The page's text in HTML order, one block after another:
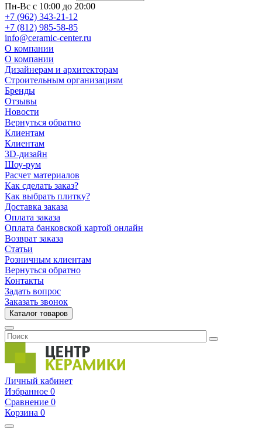
Пн-Вс с 10:00 до 20:00
+7 (962) 343-21-12
+7 (812) 985-58-85
info@ceramic-center.ru
О компании
О компании
Дизайнерам и архитекторам
Строительным организациям
Бренды
Отзывы
Новости
Вернуться обратно
Клиентам
Клиентам
3D-дизайн
Шоу-рум
Расчет материалов
Как сделать заказ?
Как выбрать плитку?
Доставка заказа
Оплата заказа
Оплата банковской картой онлайн
Возврат заказа
Статьи
Розничным клиентам
Вернуться обратно
Контакты
Задать вопрос
Заказать звонок
Каталог товаров
Личный кабинет
Избранное 0
Сравнение 0
Корзина 0